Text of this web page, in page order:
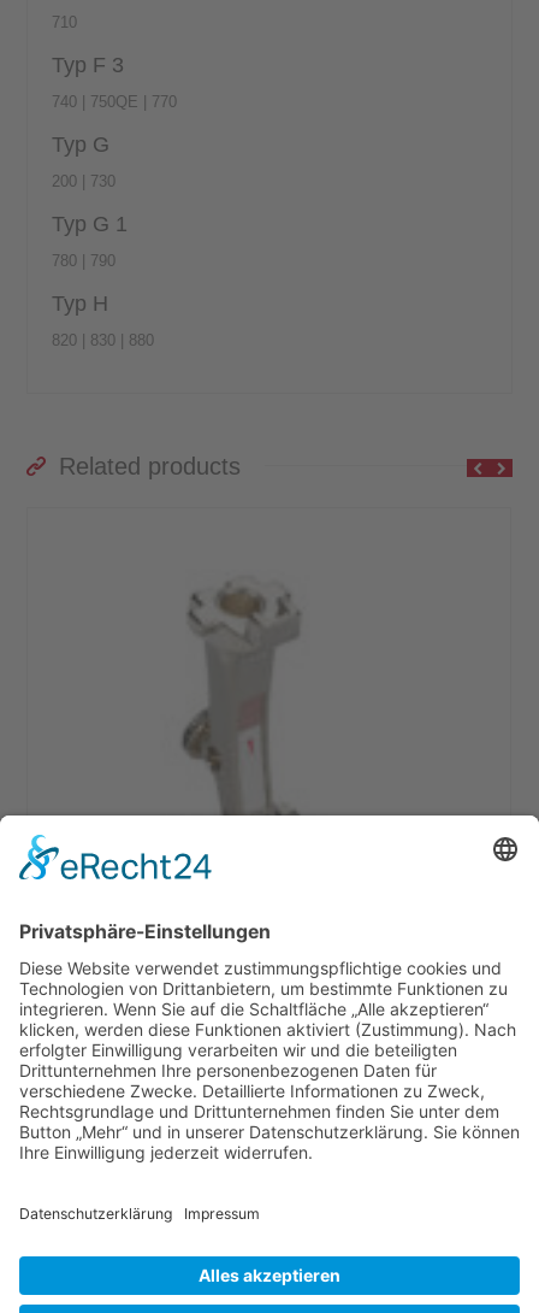
710
Typ F 3
740 | 750QE | 770
Typ G
200 | 730
Typ G 1
780 | 790
Typ H
820 | 830 | 880
Related products
BERNINA Rücktransportfuss # 1/ 1C/ 1D
13,90€– 52,90€
Ausführung wählen
Wichtige Infos
Copyright © 2014 Nähmaschinen Senci